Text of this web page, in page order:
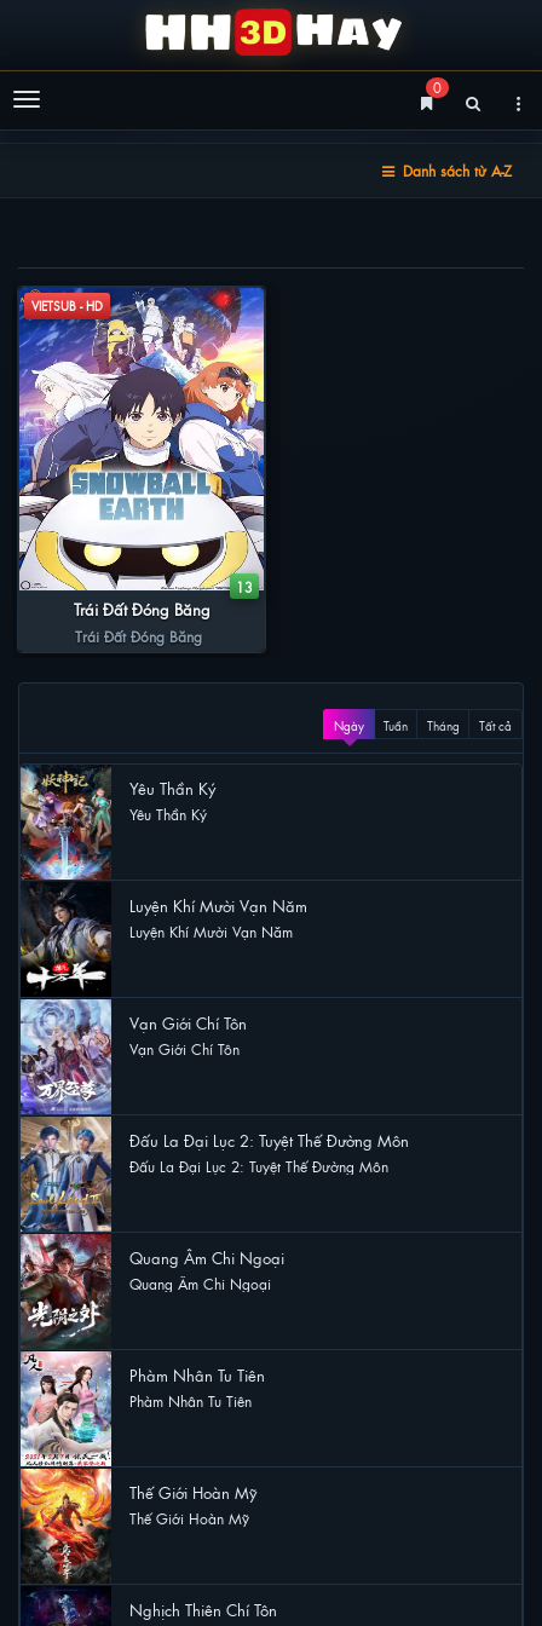
Menu
0
Danh sách từ A-Z
VIETSUB - HD
13
Trái Đất Đóng Băng
Trái Đất Đóng Băng
Ngày Tuần Tháng Tất cả
Yêu Thần Ký
Yêu Thần Ký
Luyện Khí Mười Vạn Năm
Luyện Khí Mười Vạn Năm
Vạn Giới Chí Tôn
Vạn Giới Chí Tôn
Đấu La Đại Lục 2: Tuyệt Thế Đường Môn
Đấu La Đại Lục 2: Tuyệt Thế Đường Môn
Quang Âm Chi Ngoại
Quang Âm Chi Ngoại
Phàm Nhân Tu Tiên
Phàm Nhân Tu Tiên
Thế Giới Hoàn Mỹ
Thế Giới Hoàn Mỹ
Nghịch Thiên Chí Tôn